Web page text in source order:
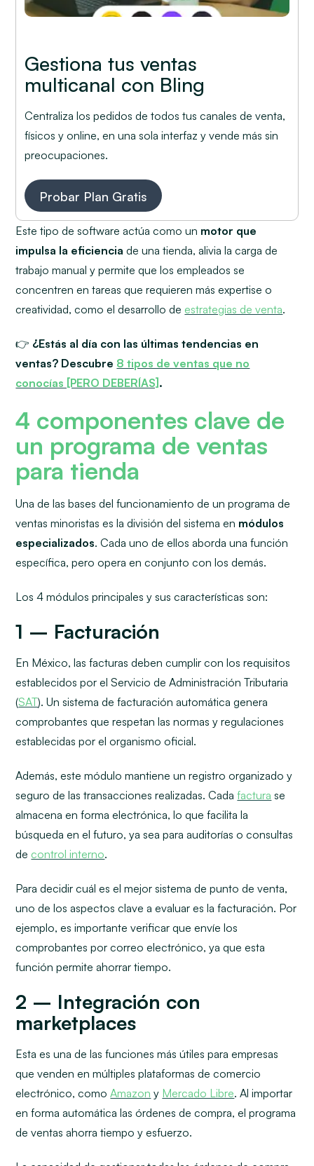
Gestiona tus ventas
multicanal con Bling
Centraliza los pedidos de todos tus canales de venta,
físicos y online, en una sola interfaz y vende más sin
preocupaciones.
Probar Plan Gratis
Este tipo de software actúa como un motor que
impulsa la eficiencia de una tienda, alivia la carga de
trabajo manual y permite que los empleados se
concentren en tareas que requieren másexpertiseo
creatividad, como el desarrollo de estrategias de venta.
👉 ¿Estás al día con las últimas tendencias en
ventas? Descubre 8 tipos de ventas que no
conocías [PERO DEBERÍAS] .
4 componentes clave de
un programa de ventas
para tienda
Una de las bases del funcionamiento de un programa de
ventas minoristas es la división del sistema en módulos
especializados. Cada uno de ellos aborda una función
específica, pero opera en conjunto con los demás.
Los 4 módulos principales y sus características son:
1 – Facturación
En México, las facturas deben cumplir con los requisitos
establecidos por el Servicio de Administración Tributaria
(SAT). Un sistema de facturación automática genera
comprobantes que respetan las normas y regulaciones
establecidas por el organismo oficial.
Además, este módulo mantiene un registro organizado y
seguro de las transacciones realizadas. Cadafactura se
almacena en forma electrónica, lo que facilita la
búsqueda en el futuro, ya sea para auditorías o consultas
de control interno.
Para decidir cuál es el mejor sistema de punto de venta,
uno de los aspectos clave a evaluar es la facturación. Por
ejemplo, es importante verificar que envíe los
comprobantes por correo electrónico, ya que esta
función permite ahorrar tiempo.
2 – Integración con
marketplaces
Esta es una de las funciones más útiles para empresas
que venden en múltiples plataformas de comercio
electrónico, comoAmazon y Mercado Libre. Al importar
en forma automática las órdenes de compra, el programa
de ventas ahorra tiempo y esfuerzo.